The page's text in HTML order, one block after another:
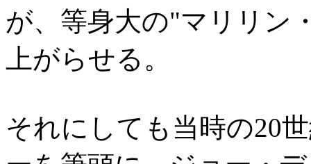
が、等身大の"マリリン
上がらせる。
それにしても当時の20